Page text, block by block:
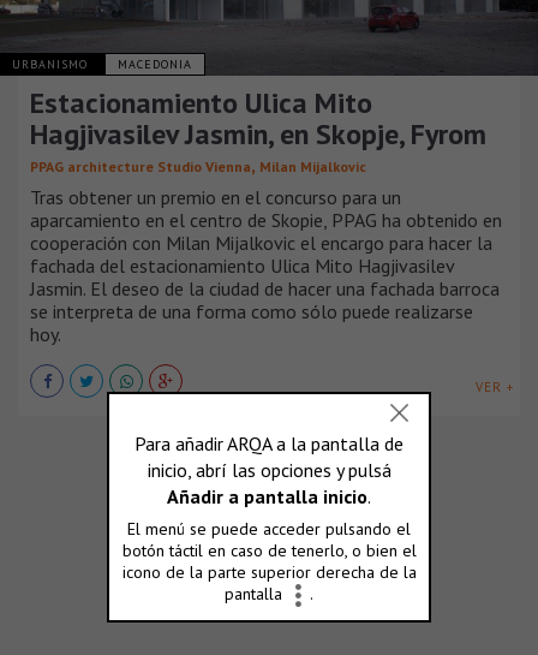
URBANISMO MACEDONIA
Estacionamiento Ulica Mito
Hagjivasilev Jasmin, en Skopje, Fyrom
PPAG architecture Studio Vienna, Milan Mijalkovic
Tras obtener un premio en el concurso para un
aparcamiento en el centro de Skopie, PPAG ha obtenido en
cooperación con Milan Mijalkovic el encargo para hacer la
fachada del estacionamiento Ulica Mito Hagjivasilev
Jasmin. El deseo de la ciudad de hacer una fachada barroca
se interpreta de una forma como sólo puede realizarse
hoy.
VER +